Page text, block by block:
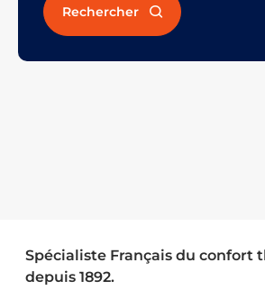
Rechercher
Spécialiste Français du confort
depuis 1892.